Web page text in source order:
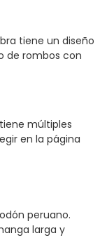
tiene un diseño
de rombos con
múltiples
en la página
peruano.
larga y